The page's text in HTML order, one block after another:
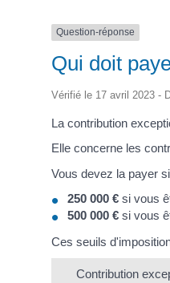
Question-réponse
Qui doit
Vérifié le 17 avril 2023 -
La contribution
Elle concerne les
Vous devez la payer
250 000 € si vous
500 000 € si vous
Ces seuils
Contribution